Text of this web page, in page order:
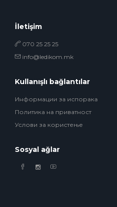
İletişim
070 25 25 25
info@ledikom.mk
Kullanışlı bağlantılar
Информации за испорака
Политика на приватност
Услови за користење
Sosyal ağlar